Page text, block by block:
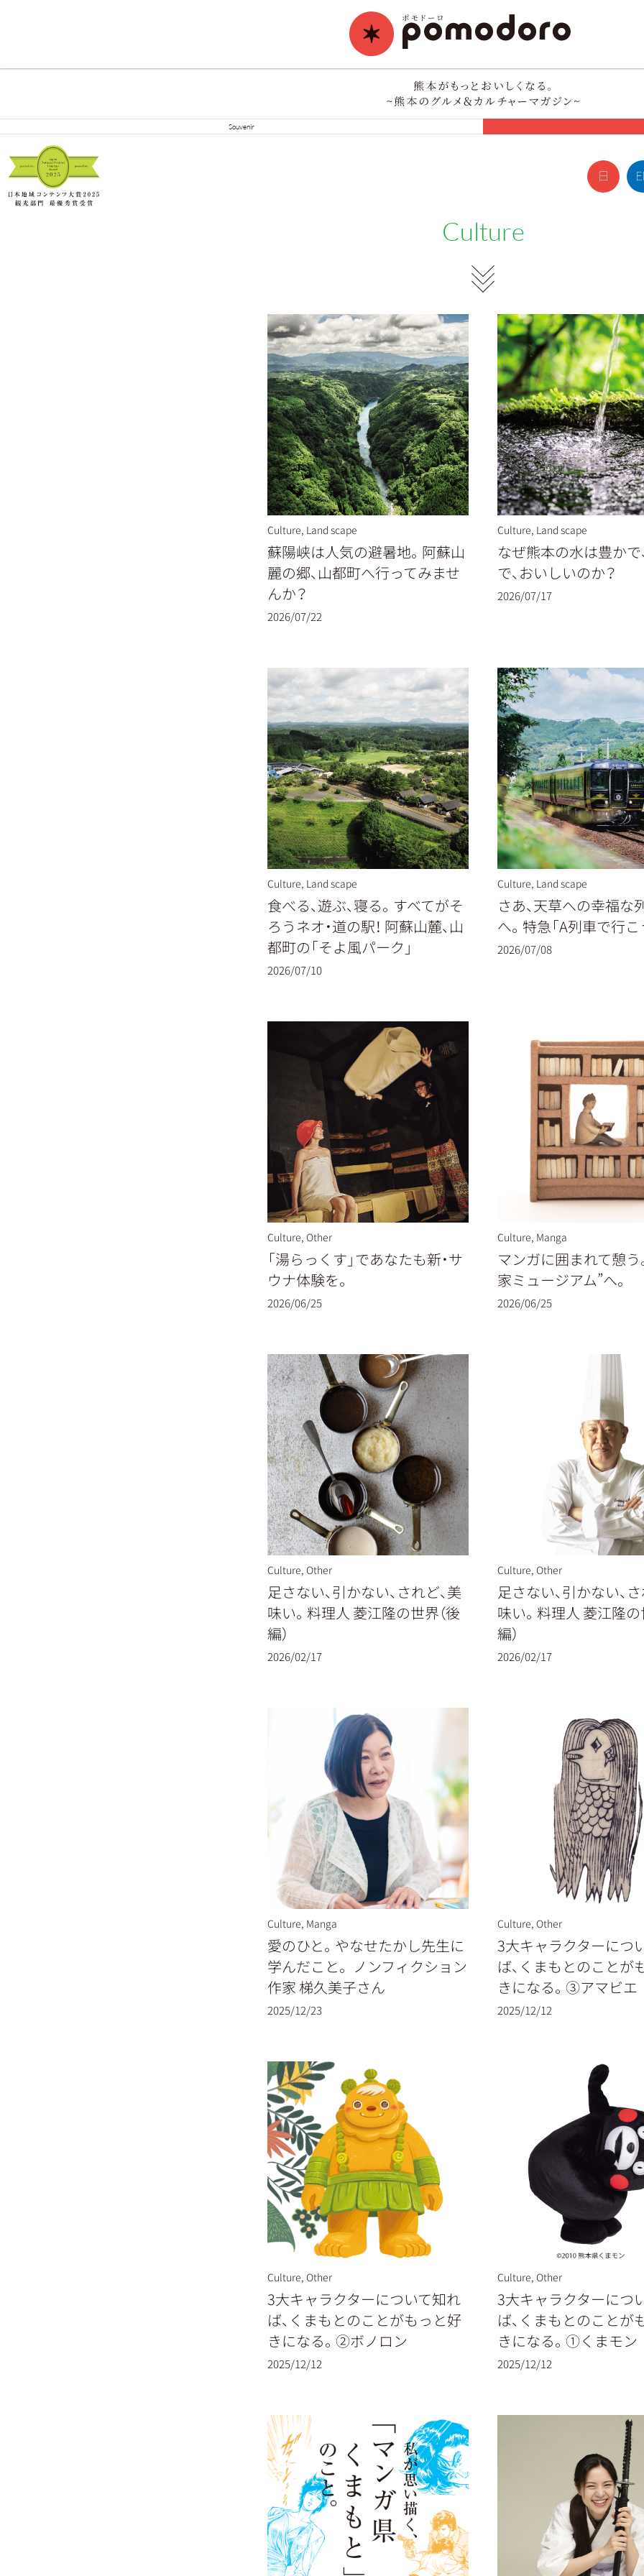
Souvenir
Culture
Culture, Land scape
蘇陽峡は人気の避暑地。阿蘇山
麗の郷、山都町へ行ってみませ
んか？
2026/07/22
Culture, Land scape
なぜ熊本の水は豊かで
で、おいしいのか？
2026/07/17
Culture, Land scape
食べる、遊ぶ、寝る。すべてがそ
ろうネオ・道の駅！ 阿蘇山麓、山
都町の「そよ風パーク」
2026/07/10
Culture, Land scape
さあ、天草への幸福な
へ。特急「A列車で行こ
2026/07/08
Culture, Other
「湯らっくす」であなたも新・サ
ウナ体験を。
2026/06/25
Culture, Manga
マンガに囲まれて憩う
家ミュージアム”へ。
2026/06/25
Culture, Other
足さない、引かない、されど、美
味い。料理人 菱江隆の世界（後
編）
2026/02/17
Culture,Other
足さない、引かない、
味い。料理人 菱江隆の
編）
2026/02/17
Culture, Manga
愛のひと。やなせたかし先生に
学んだこと。 ノンフィクション
作家 梯久美子さん
2025/12/23
Culture,Other
3大キャラクターにつ
ば、くまもとのことが
きになる。③アマビエ
2025/12/12
Culture, Other
3大キャラクターについて知れ
ば、くまもとのことがもっと好
きになる。②ボノロン
2025/12/12
Culture,Other
3大キャラクターにつ
ば、くまもとのことが
きになる。①くまモン
2025/12/12